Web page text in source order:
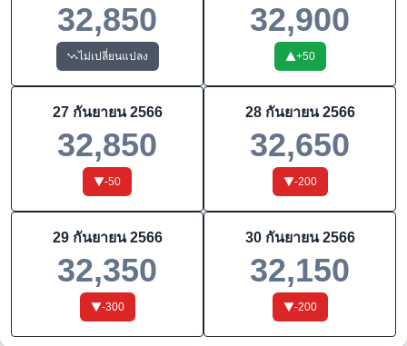
32,850
ไม่เปลี่ยนแปลง
32,900
+50
27 กันยายน 2566
32,850
-50
28 กันยายน 2566
32,650
-200
29 กันยายน 2566
32,350
-300
30 กันยายน 2566
32,150
-200